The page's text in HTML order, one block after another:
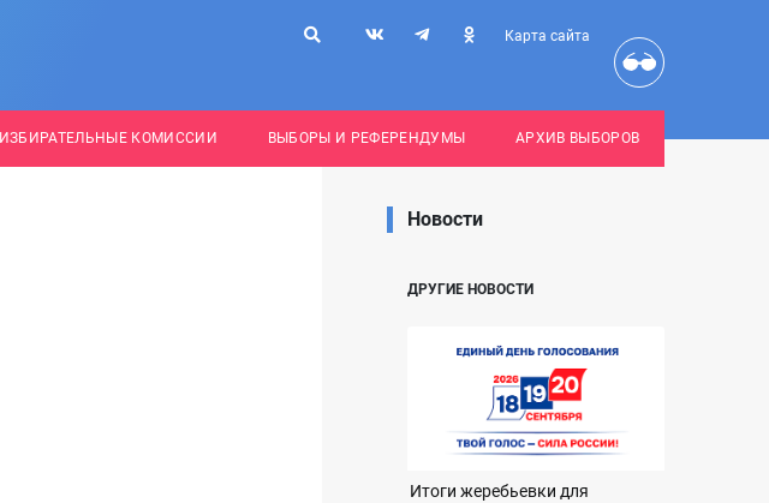
Карта сайта
ИЗБИРАТЕЛЬНЫЕ КОМИССИИ ВЫБОРЫ И РЕФЕРЕНДУМЫ АРХИВ ВЫБОРОВ
Новости
ДРУГИЕ НОВОСТИ
Итоги жеребьевки для